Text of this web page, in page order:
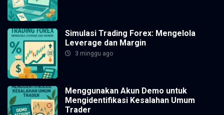
Simulasi Trading Forex: Mengelola
Leverage dan Margin
3 minggu ago
Menggunakan Akun Demo untuk
Mengidentifikasi Kesalahan Umum
Trader